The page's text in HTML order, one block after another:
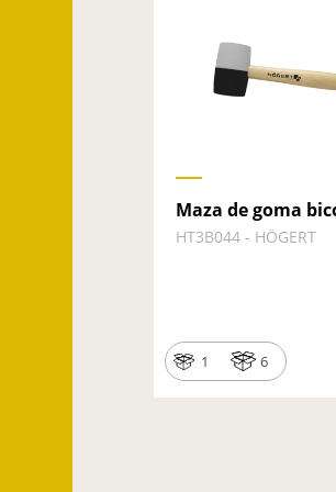
Maza de goma
HT3B044 - HÖGERT
1 6